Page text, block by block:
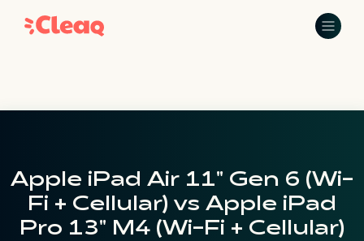
Apple iPad Air 11" Gen 6 (Wi-
Fi + Cellular) vs Apple iPad
Pro 13" M4 (Wi-Fi + Cellular)